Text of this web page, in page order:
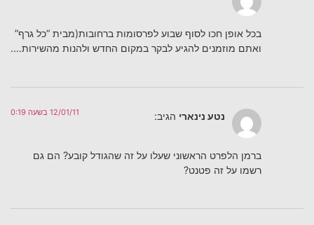
בכל אופן חכו לסוף שבוע לפרסומות ברחובות(מבית “כל גרף”
ואתם מוזמנים להגיע לבקר במקום החדש ולהנות מהשירות….
נטע נינארי הגיב: 12/01/11 בשעה 0:19
ברמן הלפרט הראשוני שעלו על זה שהגודל קובע? הם גם
רשמו על זה פטנט?